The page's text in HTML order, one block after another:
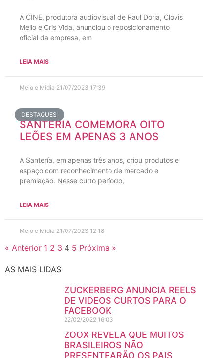
A CINE, produtora audiovisual de Raul Doria, Clovis
Mello e Cris Vida, anunciou o reposicionamento
oficial da empresa, em
LEIA MAIS
Meio e Midia 21/07/2023 17:39
DESTAQUES
SANTERIA COMEMORA OITO
LEÕES EM APENAS 3 ANOS
A Santería, em apenas três anos, criou produtos e
espaço com reconhecimento de mercado e
premiação. Nesse curto período,
LEIA MAIS
Meio e Midia 21/07/2023 12:18
« Anterior 1 2 3 4 5 Próxima »
AS MAIS LIDAS
ZUCKERBERG ANUNCIA REELS
DE VIDEOS CURTOS PARA O
FACEBOOK
22/02/2022 16:03
ZOOX REVELA QUE MUITOS
BRASILEIROS NÃO
PRESENTEARÃO OS PAIS